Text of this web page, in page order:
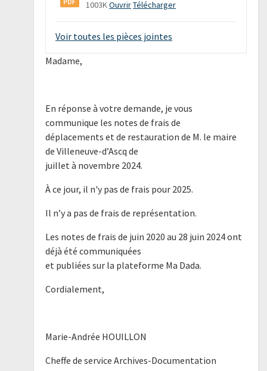
1003KOuvrirTélécharger
Voir toutes les pièces jointes
Madame,
En réponse à votre demande, je vous
communique les notes de frais de
déplacements et de restauration de M. le maire
de Villeneuve-d’Ascq de
juillet à novembre 2024.
À ce jour, il n'y pas de frais pour 2025.
Il n’y a pas de frais de représentation.
Les notes de frais de juin 2020 au 28 juin 2024 ont
déjà été communiquées
et publiées sur la plateforme Ma Dada.
Cordialement,
Marie-Andrée HOUILLON
Cheffe de service Archives-Documentation